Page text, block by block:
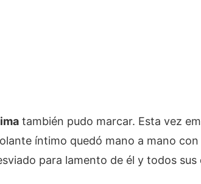
también pudo marcar. Esta vez
íntimo quedó mano a mano con
para lamento de él y todos sus